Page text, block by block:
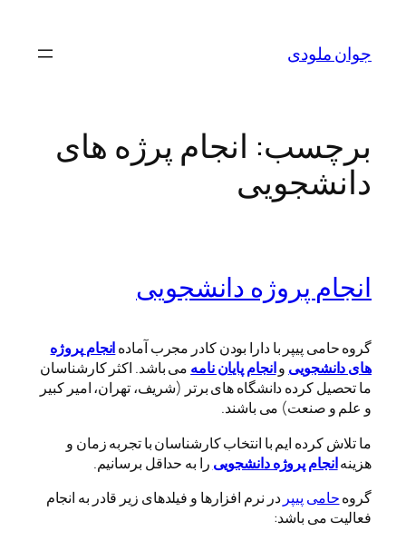
محتواجوان ملودی
برچسب: انجام پرژه های
دانشجویی
انجام پروژه دانشجویی
گروه حامی پیپر با دارا بودن کادر مجرب آمادهانجامپروژه
های دانشجویی وانجام پایان نامه می باشد. اکثر کارشناسان
ما تحصیل کرده دانشگاه های برتر (شریف، تهران، امیر کبیر
و علم و صنعت) می باشند.
ما تلاش کرده ایم با انتخاب کارشناسان با تجربه زمان و
هزینهانجام پروژه دانشجویی را به حداقل برسانیم.
گروهحامی پیپر در نرم افزارها و فیلدهای زیر قادر به انجام
فعالیت می باشد: